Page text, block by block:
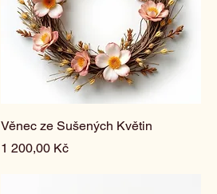
Věnec ze Sušených Květin
Cena
1 200,00 Kč